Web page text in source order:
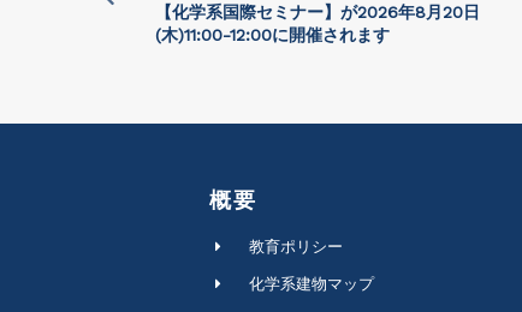
【化学系国際セミナー】が2026年8⽉20⽇
(⽊)11:00-12:00に開催されます
概要
教育ポリシー
化学系建物マップ